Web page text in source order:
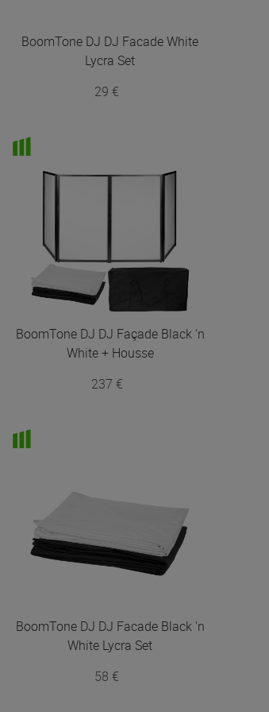
BoomTone DJ DJ Facade White
Lycra Set
29 €
BoomTone DJ DJ Façade Black 'n
White + Housse
237 €
BoomTone DJ DJ Facade Black 'n
White Lycra Set
58 €